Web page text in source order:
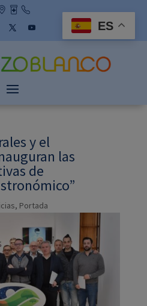
y el
las
de
, Portada
ES